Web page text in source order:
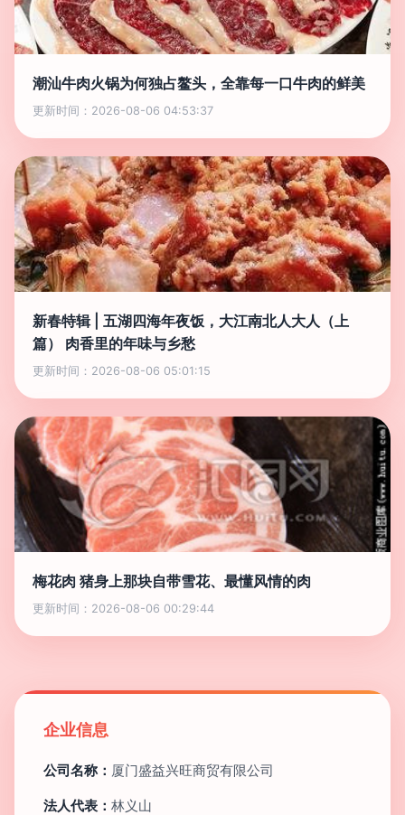
潮汕牛肉火锅为何独占鳌头，全靠每一口牛肉的鲜美
更新时间：2026-08-06 04:53:37
新春特辑 | 五湖四海年夜饭，大江南北人大人（上
篇） 肉香里的年味与乡愁
更新时间：2026-08-06 05:01:15
梅花肉 猪身上那块自带雪花、最懂风情的肉
更新时间：2026-08-06 00:29:44
企业信息
公司名称： 厦门盛益兴旺商贸有限公司
法人代表： 林义山